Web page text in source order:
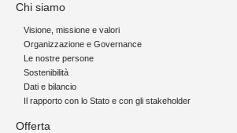
Chi siamo
Visione, missione e valori
Organizzazione e Governance
Le nostre persone
Sostenibilità
Dati e bilancio
Il rapporto con lo Stato e con gli stakeholder
Offerta